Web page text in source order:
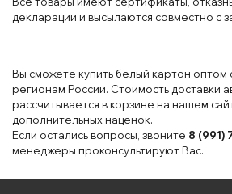
декларации и высылаются совместно с
Вы сможете купить белый картон оптом
регионам России. Стоимость доставки
рассчитывается в корзине на нашем
дополнительных наценок.
Если остались вопросы, звоните 8 (991)
менеджеры проконсультируют Вас.